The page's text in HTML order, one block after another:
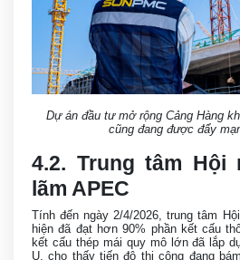
Dự án đầu tư mở rộng Cảng Hàng
cũng đang được đẩy
4.2. Trung tâm Hội
lãm APEC
Tính đến ngày 2/4/2026, trung tâm
hiện đã đạt hơn 90% phần kết cấu
kết cấu thép mái quy mô lớn đã lắp
U, cho thấy tiến độ thi công đang